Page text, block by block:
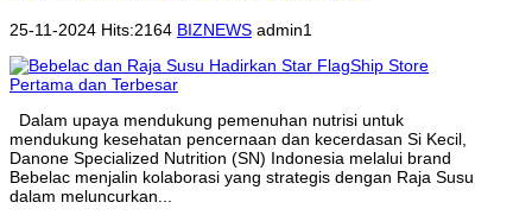
25-11-2024 Hits:2164 BIZNEWS admin1
Dalam upaya mendukung pemenuhan nutrisi untuk
mendukung kesehatan pencernaan dan kecerdasan Si Kecil,
Danone Specialized Nutrition (SN) Indonesia melalui brand
Bebelac menjalin kolaborasi yang strategis dengan Raja Susu
dalam meluncurkan...